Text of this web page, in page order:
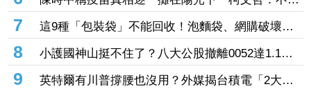
臉、完全沒天良沒良心
7
這9種「包裝袋」不能回收！泡麵袋、網購破壞袋
都上榜 丟錯最高罰6000元
8
小護國神山挺不住了？八大公股撤離0052達1.1
億 3檔正2遭棄「主動式天公號」也中槍
9
英特爾有川普撐腰也沒用？外媒揭台積電「2大護